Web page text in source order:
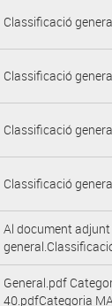
Classificació
Classificació
Classificació
Classificació
Al document
General.pdf
40.pdfCategoria